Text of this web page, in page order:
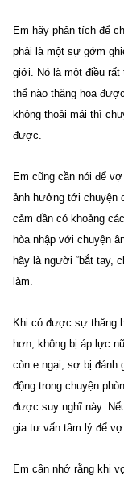
Em hãy phân tích để
phải là một sự gớm
giới. Nó là một điều rất
thể nào thăng hoa
không thoải mái thì
được.
Em cũng cần nói để
ảnh hưởng tới chuyện
cảm dần có khoảng
hòa nhập với chuyện
hãy là người “bắt tay,
làm.
Khi có được sự thăng
hơn, không bị áp lực
còn e ngại, sợ bị đánh
động trong chuyện
được suy nghĩ này.
gia tư vấn tâm lý để
Em cần nhớ rằng khi